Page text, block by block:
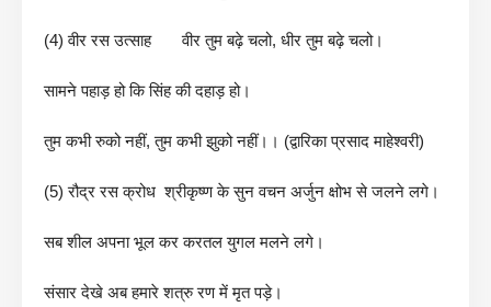
(4) वीर रस उत्साह वीर तुम बढ़े चलो, धीर तुम बढ़े चलो।
सामने पहाड़ हो कि सिंह की दहाड़ हो।
तुम कभी रुको नहीं, तुम कभी झुको नहीं।। (द्वारिका प्रसाद माहेश्वरी)
(5) रौद्र रस क्रोध श्रीकृष्ण के सुन वचन अर्जुन क्षोभ से जलने लगे।
सब शील अपना भूल कर करतल युगल मलने लगे।
संसार देखे अब हमारे शत्रु रण में मृत पड़े।